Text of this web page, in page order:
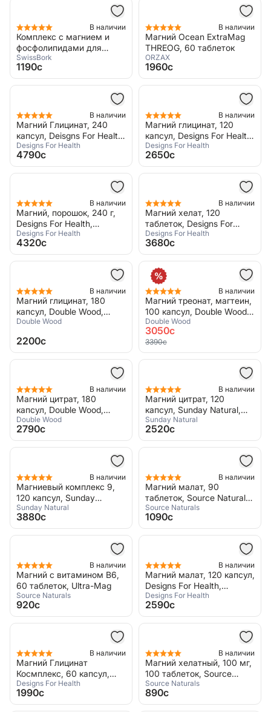
В наличии
Комплекс с магнием и
фосфолипидами для
детей, 150 мл, Mag Focus
SwissBork
1190c
В наличии
Магний Ocean ExtraMag
THREOG, 60 таблеток
ORZAX
1960c
В наличии
Магний Глицинат, 240
капсул, Deisgns For Health,
Magnesium Glycinate
Complex
Designs For Health
4790c
В наличии
Магний глицинат, 120
капсул, Designs For Health,
Magnesium Glycinate
Complex
Designs For Health
2650c
В наличии
Магний, порошок, 240 г,
Designs For Health,
MagCitrate Powder
Designs For Health
4320c
В наличии
Магний хелат, 120
таблеток, Designs For
Health, Magnesium Chelate
Designs For Health
3680c
В наличии
Магний глицинат, 180
капсул, Double Wood,
Magnesium Glycinate 400
Double Wood
2200c
В наличии
Магний треонат, магтеин,
100 капсул, Double Wood,
Magnesium L-Threonate
Double Wood
3050c
3390c
В наличии
Магний цитрат, 180
капсул, Double Wood,
Magnesium Citrate 800 mg
Double Wood
2790c
В наличии
Магний цитрат, 120
капсул, Sunday Natural,
Magnesiumcitrat
Sunday Natural
2520c
В наличии
Магниевый комплекс 9,
120 капсул, Sunday
Natural, Magnesium
Komplex 9 Ultra
Sunday Natural
3880c
В наличии
Магний малат, 90
таблеток, Source Naturals,
Magnesium Malate
Source Naturals
1090c
В наличии
Магний с витамином B6,
60 таблеток, Ultra-Mag
Source Naturals
920c
В наличии
Магний малат, 120 капсул,
Designs For Health,
Magnesium Malate
Designs For Health
2590c
В наличии
Магний Глицинат
Космплекс, 60 капсул,
Designs For Health,
Magnesium Glycinate
Complex
Designs For Health
1990c
В наличии
Магний хелатный, 100 мг,
100 таблеток, Source
Naturals, Magnesium
Chelate Complex
Source Naturals
890c